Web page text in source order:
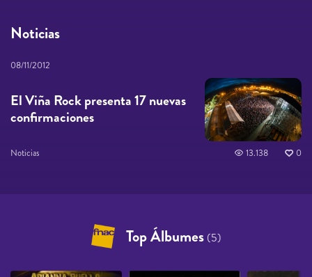
Noticias
08/11/2012
El Viña Rock presenta 17 nuevas
confirmaciones
Noticias 13.138 0
Top Álbumes (5)